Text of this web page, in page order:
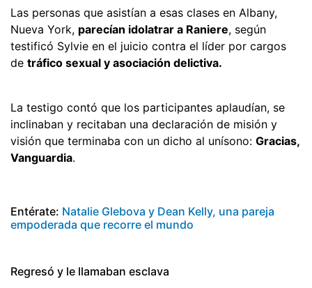
Las personas que asistían a esas clases en Albany,
Nueva York, parecían idolatrar a Raniere, según
testificó Sylvie en el juicio contra el líder por cargos
de tráfico sexual y asociación delictiva.
La testigo contó que los participantes aplaudían, se
inclinaban y recitaban una declaración de misión y
visión que terminaba con un dicho al unísono:  Gracias,
Vanguardia.
Entérate: Natalie Glebova y Dean Kelly, una pareja
empoderada que recorre el mundo
Regresó y le llamaban esclava